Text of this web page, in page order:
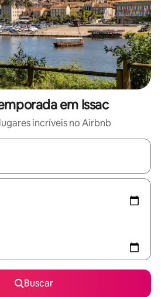
em Issac
incríveis no Airbnb
estiverem disponíveis, explore-os
Buscar